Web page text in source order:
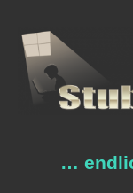
Inhalt
springen
…